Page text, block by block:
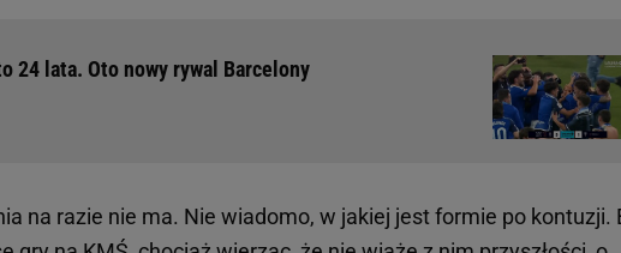
24 lata. Oto nowy rywal Barcelony
na razie nie ma. Nie wiadomo, w jakiej jest formie po kontuzji.